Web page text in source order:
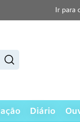
Ir para
Diário